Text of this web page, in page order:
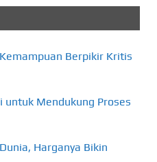
Berpikir Kritis
untuk Mendukung Proses
Harganya Bikin